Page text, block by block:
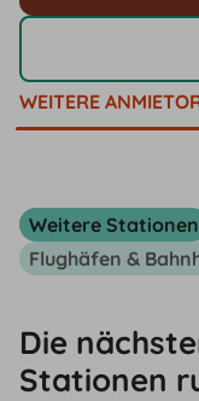
WEITERE
Weitere Stationen
Flughäfen &
Die
Stationen